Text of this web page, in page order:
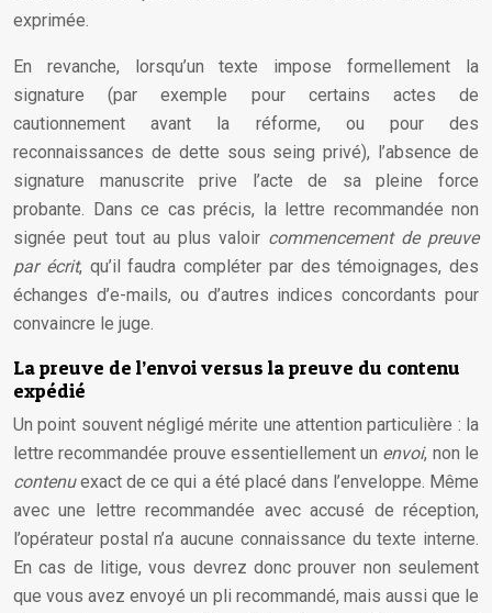
exprimée.
En revanche, lorsqu’un texte impose formellement la
signature (par exemple pour certains actes de
cautionnement avant la réforme, ou pour des
reconnaissances de dette sous seing privé), l’absence de
signature manuscrite prive l’acte de sa pleine force
probante. Dans ce cas précis, la lettre recommandée non
signée peut tout au plus valoir commencement de preuve
par écrit, qu’il faudra compléter par des témoignages, des
échanges d’e-mails, ou d’autres indices concordants pour
convaincre le juge.
La preuve de l’envoi versus la preuve du contenu
expédié
Un point souvent négligé mérite une attention particulière : la
lettre recommandée prouve essentiellement un envoi, non le
contenuexact de ce qui a été placé dans l’enveloppe. Même
avec une lettre recommandée avec accusé de réception,
l’opérateur postal n’a aucune connaissance du texte interne.
En cas de litige, vous devrez donc prouver non seulement
que vous avez envoyé un pli recommandé, mais aussi que le